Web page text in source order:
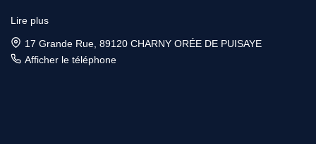
Lire plus
17 Grande Rue, 89120 CHARNY ORÉE DE PUISAYE
Afficher le téléphone